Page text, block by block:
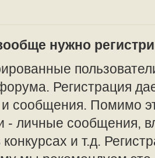
нужно
Регистрация
сообщения. Помимо
- личные сообщения,
конкурсах и т.д.